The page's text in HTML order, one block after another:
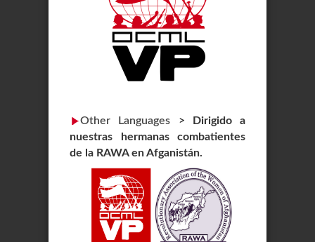
Other Languages >
Dirigido a
nuestras hermanas combatientes
de la RAWA en Afganistán.